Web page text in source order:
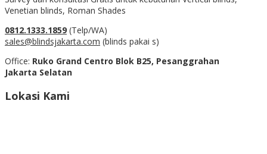
Venetian blinds, Roman Shades
0812.1333.1859 (Telp/WA)
sales@blindsjakarta.com (blinds pakai s)
Office: Ruko Grand Centro Blok B25, Pesanggrahan
Jakarta Selatan
Lokasi Kami